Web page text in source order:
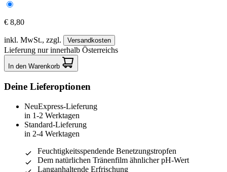
€ 8,80
inkl. MwSt., zzgl. Versandkosten
Lieferung nur innerhalb Österreichs
In den Warenkorb
Deine Lieferoptionen
NeuExpress-Lieferung
in 1-2 Werktagen
Standard-Lieferung
in 2-4 Werktagen
Feuchtigkeitsspendende Benetzungstropfen
Dem natürlichen Tränenfilm ähnlicher pH-Wert
Langanhaltende Erfrischung